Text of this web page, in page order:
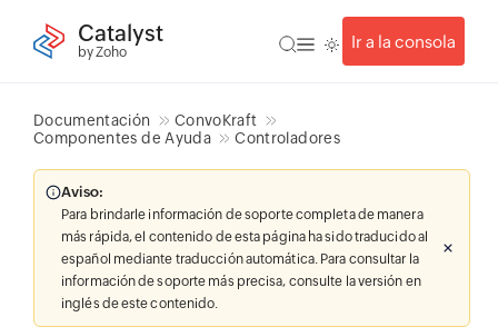
Catalyst
by Zoho
Ir a la consola
Documentación
ConvoKraft
Componentes de Ayuda
Controladores
Aviso:
Para brindarle información de soporte completa de manera
más rápida, el contenido de esta página ha sido traducido al
español mediante traducción automática. Para consultar la
información de soporte más precisa, consulte la versión en
inglés de este contenido.